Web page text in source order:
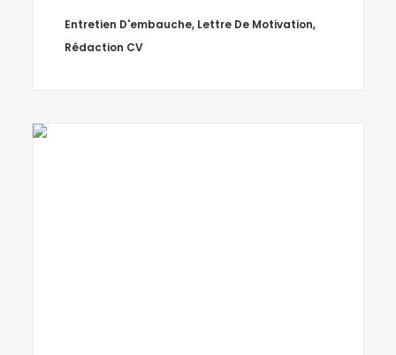
Entretien D'embauche, Lettre De Motivation,
Rédaction CV